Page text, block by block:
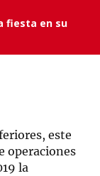
fiesta en su
este
operaciones
la